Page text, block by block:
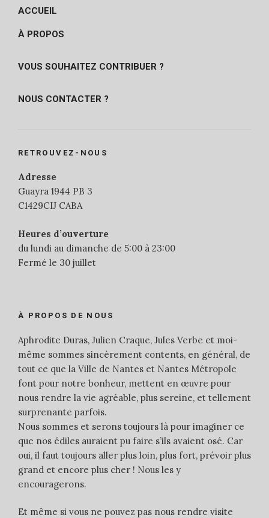
ACCUEIL
À PROPOS
VOUS SOUHAITEZ CONTRIBUER ?
NOUS CONTACTER ?
RETROUVEZ-NOUS
Adresse
Guayra 1944 PB 3
C1429CIJ CABA
Heures d’ouverture
du lundi au dimanche de 5:00 à 23:00
Fermé le 30 juillet
À PROPOS DE NOUS
Aphrodite Duras, Julien Craque, Jules Verbe et moi-
même sommes sincèrement contents, en général, de
tout ce que la Ville de Nantes et Nantes Métropole
font pour notre bonheur, mettent en œuvre pour
nous rendre la vie agréable, plus sereine, et tellement
surprenante parfois.
Nous sommes et serons toujours là pour imaginer ce
que nos édiles auraient pu faire s’ils avaient osé. Car
oui, il faut toujours aller plus loin, plus fort, prévoir plus
grand et encore plus cher ! Nous les y
encouragerons.
Et même si vous ne pouvez pas nous rendre visite